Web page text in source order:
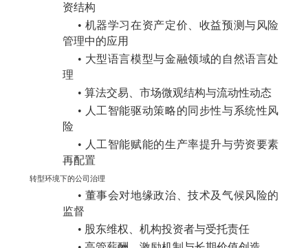
资结构
• 机器学习在资产定价、收益预测与风险
管理中的应用
• 大型语言模型与金融领域的自然语言处
理
• 算法交易、市场微观结构与流动性动态
• 人工智能驱动策略的同步性与系统性风
险
• 人工智能赋能的生产率提升与劳资要素
再配置
转型环境下的公司治理
• 董事会对地缘政治、技术及气候风险的
监督
• 股东维权、机构投资者与受托责任